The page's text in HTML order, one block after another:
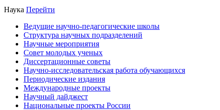
Наука Перейти
Ведущие научно-педагогические школы
Структура научных подразделений
Научные мероприятия
Совет молодых ученых
Диссертационные советы
Научно-исследовательская работа обучающихся
Периодические издания
Международные проекты
Научный дайджест
Национальные проекты России